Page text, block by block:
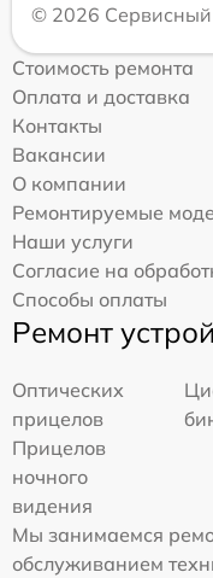
© 2026 Сервисный
Стоимость ремонта
Оплата и доставка
Контакты
Вакансии
О компании
Ремонтируемые
Наши услуги
Согласие на
Способы оплаты
Ремонт
Оптических
прицелов
Прицелов
ночного
видения
Мы занимаемся
обслуживанием